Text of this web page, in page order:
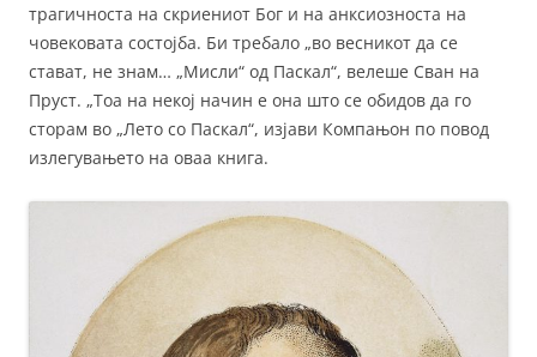
трагичноста на скриениот Бог и на анксиозноста на
човековата состојба. Би требало „во весникот да се
стават, не знам… „Мисли“ од Паскал“, велеше Сван на
Пруст. „Тоа на некој начин е она што се обидов да го
сторам во „Лето со Паскал“, изјави Компањон по повод
излегувањето на оваа книга.